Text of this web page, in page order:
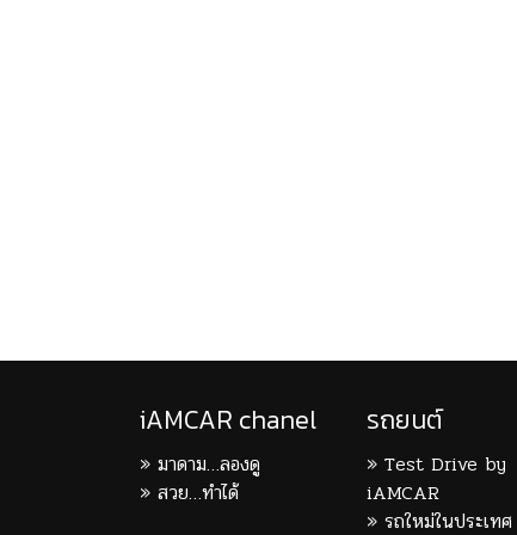
iAMCAR chanel
มาดาม…ลองดู
สวย…ทำได้
รถยนต์
Test Drive by
iAMCAR
รถใหม่ในประเทศ